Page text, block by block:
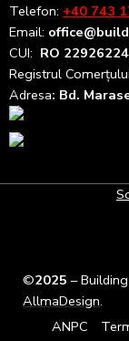
Telefon: +40 743
Email:
CUI: RO 22926224
Registrul Comerțului
Adresa: Bd.
©2025 –
AllmaDesign.
ANPC